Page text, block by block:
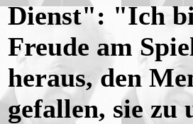
Dienst": "Ich
Freude am
heraus, den
gefallen, sie